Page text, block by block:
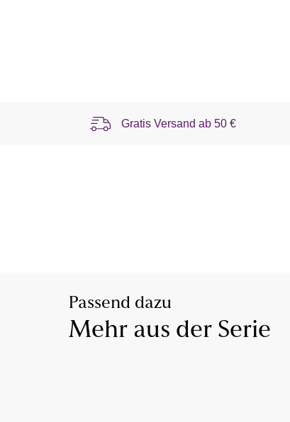
Gratis Versand ab 50 €
Passend dazu
Mehr aus der Serie